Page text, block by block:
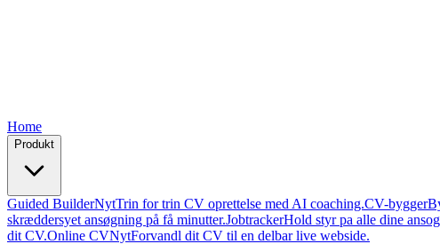
Home
Produkt
Guided BuilderNytTrin for trin CV oprettelse med AI coaching.CV-bygger
skræddersyet ansøgning på få minutter.JobtrackerHold styr pa alle dine
dit CV.Online CVNytForvandl dit CV til en delbar live webside.